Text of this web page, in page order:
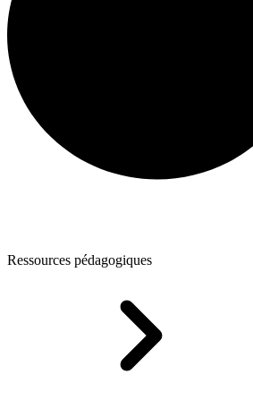
Ressources pédagogiques